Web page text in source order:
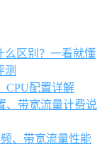
么区别？一看就懂
测
CPU配置详解
、带宽流量计费说
、带宽流量性能